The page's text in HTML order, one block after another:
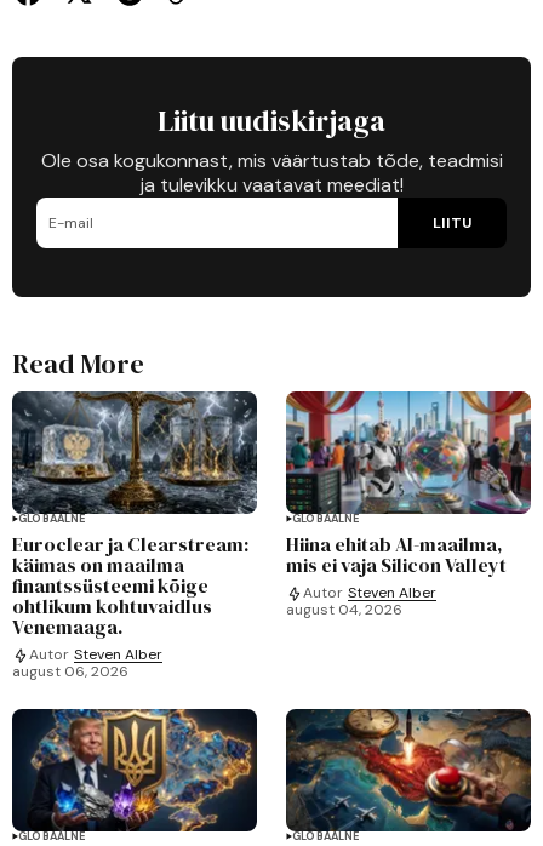
Liitu uudiskirjaga
Ole osa kogukonnast, mis väärtustab tõde, teadmisi
ja tulevikku vaatavat meediat!
LIITU
Read More
GLOBAALNE
Euroclear ja Clearstream:
käimas on maailma
finantssüsteemi kõige
ohtlikum kohtuvaidlus
Venemaaga.
Autor Steven Alber
august 06, 2026
GLOBAALNE
Hiina ehitab AI-maailma,
mis ei vaja Silicon Valleyt
Autor Steven Alber
august 04, 2026
GLOBAALNE GLOBAALNE